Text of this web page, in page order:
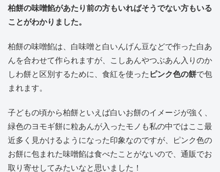
柏餅の味噌餡があたり前の方もいればそうでない方もいる
ことがわかりました。
柏餅の味噌餡は、白味噌と白いんげん豆などで作った白あ
んを合わせて作られますが、こしあんやつぶあん入りのか
しわ餅と区別するために、食紅を使った ピンク色の餅で包
まれます。
子どもの頃から柏餅といえば白いお餅のイメージが強く、
緑色のヨモギ餅に粒あんが入ったモノも私の中ではここ最
近多く見かけるようになった印象なのですが、ピンク色の
お餅に包まれた味噌餡は食べたことがないので、通販でお
取り寄せしてみたいなと思いました！